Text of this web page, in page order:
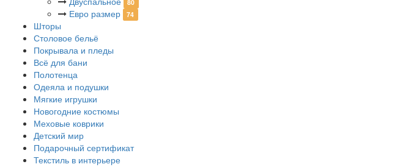
80
Евро размер 74
Шторы
Столовое бельё
Покрывала и пледы
Всё для бани
Полотенца
Одеяла и подушки
Мягкие игрушки
Новогодние костюмы
Меховые коврики
Детский мир
Подарочный сертификат
Текстиль в интерьере